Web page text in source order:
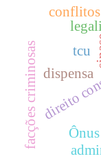
direito
conflitos
facções criminosas dispensa
tcu